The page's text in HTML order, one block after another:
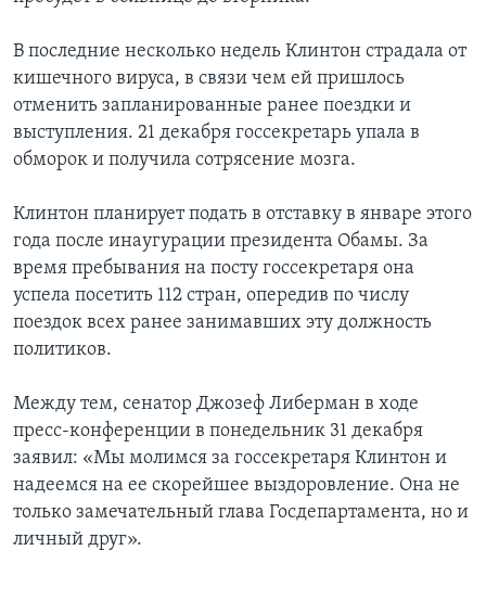
В последние несколько недель Клинтон страдала от
кишечного вируса, в связи чем ей пришлось
отменить запланированные ранее поездки и
выступления. 21 декабря госсекретарь упала в
обморок и получила сотрясение мозга.
Клинтон планирует подать в отставку в январе этого
года после инаугурации президента Обамы. За
время пребывания на посту госсекретаря она
успела посетить 112 стран, опередив по числу
поездок всех ранее занимавших эту должность
политиков.
Между тем, сенатор Джозеф Либерман в ходе
пресс-конференции в понедельник 31 декабря
заявил: «Мы молимся за госсекретаря Клинтон и
надеемся на ее скорейшее выздоровление. Она не
только замечательный глава Госдепартамента, но и
личный друг».